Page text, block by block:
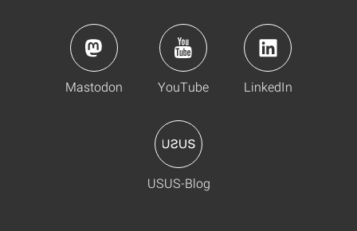
Mastodon YouTube LinkedIn
USUS-Blog